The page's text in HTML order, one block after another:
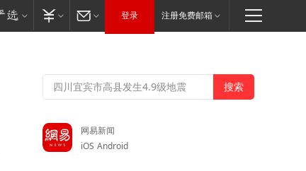
登录 注册免费邮箱
网易新闻
iOS Android